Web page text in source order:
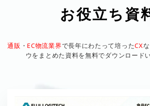
お役立ち資
通販 ・EC物流業界で長年にわたって培ったCX
ウをまとめた資料を無料でダウンロード